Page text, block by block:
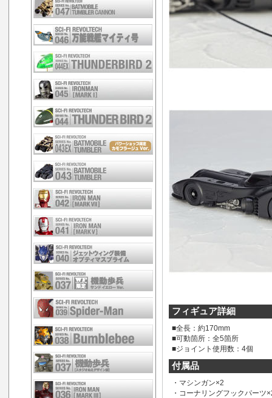
フィギュア詳細
■全長：約170mm
■可動箇所：全5箇所
■ジョイント使用数：4個
付属品
・マシンガン×2
・コーナリングフックパーツ